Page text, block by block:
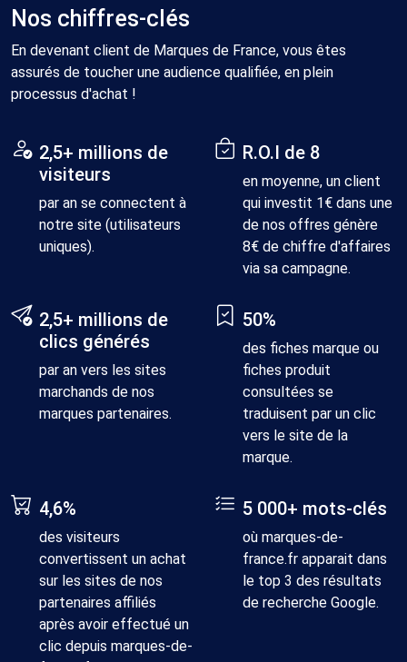
boutique en
2
Position des
1 en haut
1 en haut
l'écran
Lien backlink
sans nofollow
galerie
2x par an
d'images
maximum dans
la galerie
9
tête
Non-affichage
des concurrents
Section sur les
points forts
Nos chiffres-clés
En devenant client de Marques de France, vous êtes
assurés de toucher une audience qualifiée, en plein
processus d'achat !
2,5+ millions de
visiteurs
par an se connectent à
notre site (utilisateurs
uniques).
R.O.I de 8
en moyenne, un client
qui investit 1€ dans une
de nos offres génère
8€ de chiffre d'affaires
via sa campagne.
2,5+ millions de
clics générés
par an vers les sites
marchands de nos
marques partenaires.
50%
des fiches marque ou
fiches produit
consultées se
traduisent par un clic
vers le site de la
marque.
4,6%
des visiteurs
convertissent un achat
sur les sites de nos
partenaires affiliés
après avoir effectué un
clic depuis marques-de-
5 000+ mots-clés
où marques-de-
france.fr apparait dans
le top 3 des résultats
de recherche Google.